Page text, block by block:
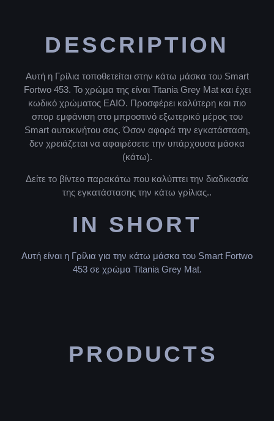
DESCRIPTION
Αυτή η Γρίλια τοποθετείται στην κάτω μάσκα του Smart
Fortwo 453. Το χρώμα της είναι Titania Grey Mat και έχει
κωδικό χρώματος EAIO. Προσφέρει καλύτερη και πιο
σπορ εμφάνιση στο μπροστινό εξωτερικό μέρος του
Smart αυτοκινήτου σας. Όσον αφορά την εγκατάσταση,
δεν χρειάζεται να αφαιρέσετε την υπάρχουσα μάσκα
(κάτω).
Δείτε το βίντεο παρακάτω που καλύπτει την διαδικασία
της εγκατάστασης την κάτω γρίλιας..
IN SHORT
Αυτή είναι η Γρίλια για την κάτω μάσκα του Smart Fortwo
453 σε χρώμα Titania Grey Mat.
PRODUCTS